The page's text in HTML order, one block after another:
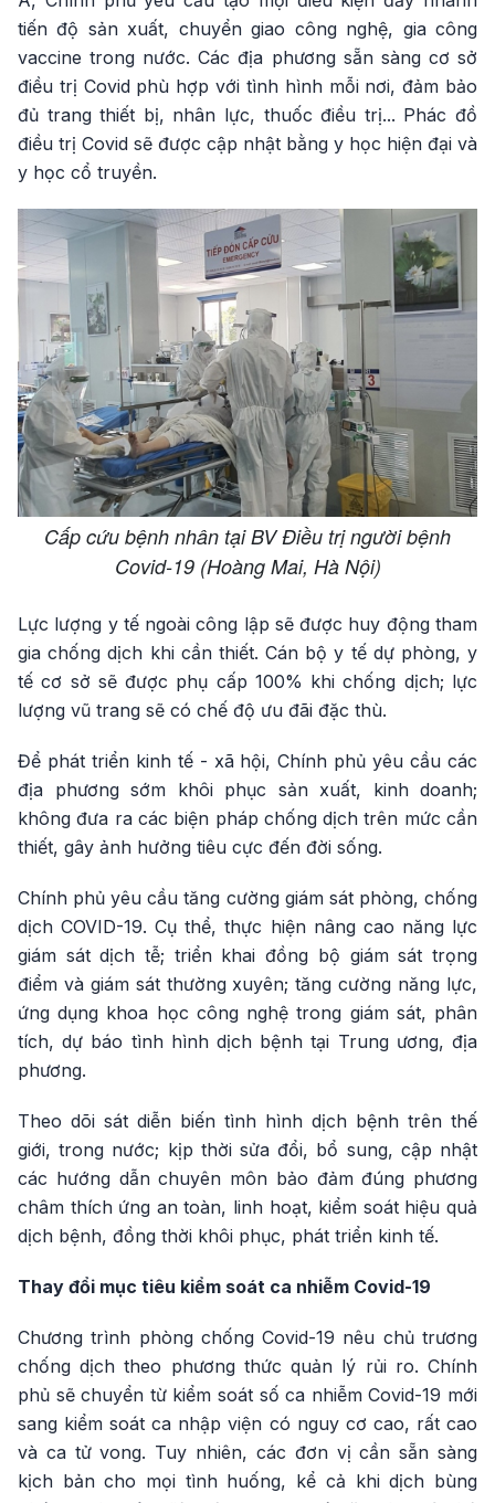
tiến độ sản xuất, chuyển giao công nghệ, gia công
vaccine trong nước. Các địa phương sẵn sàng cơ sở
điều trị Covid phù hợp với tình hình mỗi nơi, đảm bảo
đủ trang thiết bị, nhân lực, thuốc điều trị... Phác đồ
điều trị Covid sẽ được cập nhật bằng y học hiện đại và
y học cổ truyền.
Cấp cứu bệnh nhân tại BV Điều trị người bệnh
Covid-19 (Hoàng Mai, Hà Nội)
Lực lượng y tế ngoài công lập sẽ được huy động tham
gia chống dịch khi cần thiết. Cán bộ y tế dự phòng, y
tế cơ sở sẽ được phụ cấp 100% khi chống dịch; lực
lượng vũ trang sẽ có chế độ ưu đãi đặc thù.
Để phát triển kinh tế - xã hội, Chính phủ yêu cầu các
địa phương sớm khôi phục sản xuất, kinh doanh;
không đưa ra các biện pháp chống dịch trên mức cần
thiết, gây ảnh hưởng tiêu cực đến đời sống.
Chính phủ yêu cầu tăng cường giám sát phòng, chống
dịch COVID-19. Cụ thể, thực hiện nâng cao năng lực
giám sát dịch tễ; triển khai đồng bộ giám sát trọng
điểm và giám sát thường xuyên; tăng cường năng lực,
ứng dụng khoa học công nghệ trong giám sát, phân
tích, dự báo tình hình dịch bệnh tại Trung ương, địa
phương.
Theo dõi sát diễn biến tình hình dịch bệnh trên thế
giới, trong nước; kịp thời sửa đổi, bổ sung, cập nhật
các hướng dẫn chuyên môn bảo đảm đúng phương
châm thích ứng an toàn, linh hoạt, kiểm soát hiệu quả
dịch bệnh, đồng thời khôi phục, phát triển kinh tế.
Thay đổi mục tiêu kiểm soát ca nhiễm Covid-19
Chương trình phòng chống Covid-19 nêu chủ trương
chống dịch theo phương thức quản lý rủi ro. Chính
phủ sẽ chuyển từ kiểm soát số ca nhiễm Covid-19 mới
sang kiểm soát ca nhập viện có nguy cơ cao, rất cao
và ca tử vong. Tuy nhiên, các đơn vị cần sẵn sàng
kịch bản cho mọi tình huống, kể cả khi dịch bùng